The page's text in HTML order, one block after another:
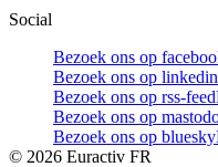
Social
Bezoek ons op
Bezoek ons op linkedin
Bezoek ons op rss-feed
Bezoek ons op
Bezoek ons op bluesky
© 2026 Euractiv FR